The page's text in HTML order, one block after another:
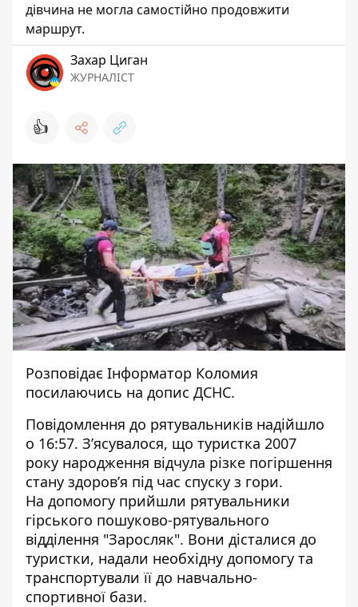
дівчина не могла самостійно продовжити
маршрут.
Захар Циган
ЖУРНАЛІСТ
👍
Розповідає Інформатор Коломия
посилаючись на допис ДСНС.
Повідомлення до рятувальників надійшло
о 16:57. З’ясувалося, що туристка 2007
року народження відчула різке погіршення
стану здоров’я під час спуску з гори.
На допомогу прийшли рятувальники
гірського пошуково-рятувального
відділення "Заросляк". Вони дісталися до
туристки, надали необхідну допомогу та
транспортували її до навчально-
спортивної бази.